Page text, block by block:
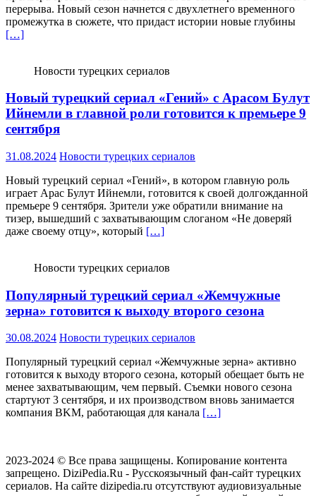
перерыва. Новый сезон начнется с двухлетнего временного
промежутка в сюжете, что придаст истории новые глубины
[…]
Новости турецких сериалов
Новый турецкий сериал «Гений» с Арасом Булут
Ийнемли в главной роли готовится к премьере 9
сентября
31.08.2024 Новости турецких сериалов
Новый турецкий сериал «Гений», в котором главную роль
играет Арас Булут Ийнемли, готовится к своей долгожданной
премьере 9 сентября. Зрители уже обратили внимание на
тизер, вышедший с захватывающим слоганом «Не доверяй
даже своему отцу», который […]
Новости турецких сериалов
Популярный турецкий сериал «Жемчужные
зерна» готовится к выходу второго сезона
30.08.2024 Новости турецких сериалов
Популярный турецкий сериал «Жемчужные зерна» активно
готовится к выходу второго сезона, который обещает быть не
менее захватывающим, чем первый. Съемки нового сезона
стартуют 3 сентября, и их производством вновь занимается
компания BKM, работающая для канала […]
2023-2024 © Все права защищены. Копирование контента
запрещено. DiziPedia.Ru - Русскоязычный фан-сайт турецких
сериалов. На сайте dizipedia.ru отсутствуют аудиовизуальные